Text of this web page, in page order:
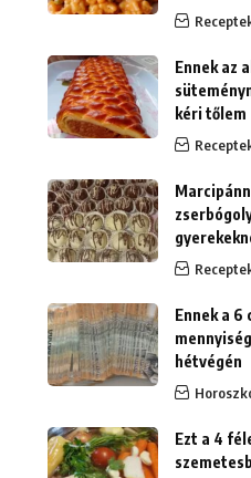
Ennek az
kéri tőlem
Ennek a
hétvégén
Ezt a 4